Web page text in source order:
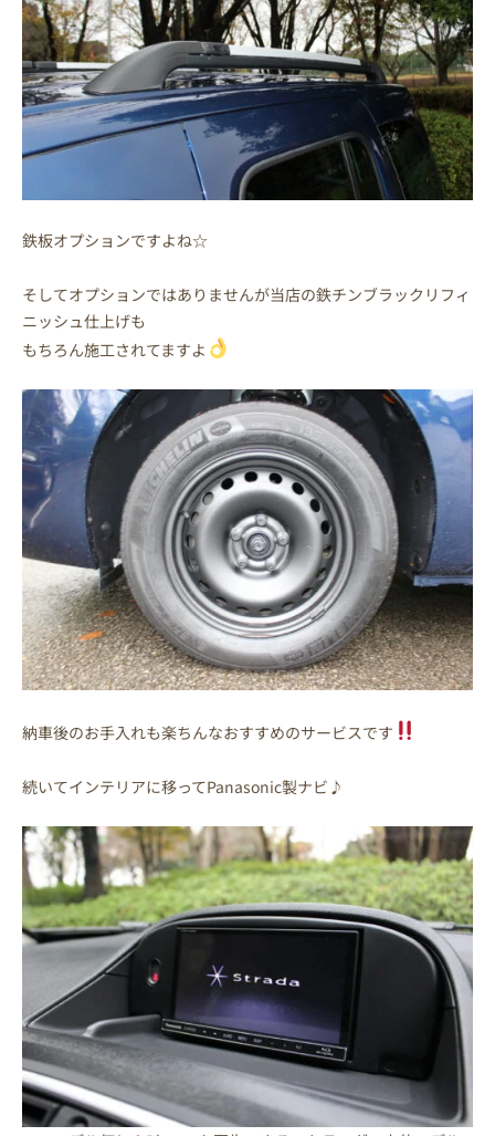
鉄板オプションですよね☆
そしてオプションではありませんが当店の鉄チンブラックリフィ
ニッシュ仕上げも
もちろん施工されてますよ
納車後のお手入れも楽ちんなおすすめのサービスです
続いてインテリアに移ってPanasonic製ナビ♪